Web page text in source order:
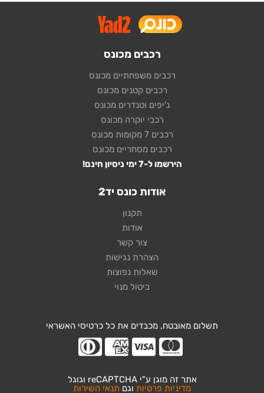
רכבים מכונס
רכבים משפחתיים מכונס
רכבים קטנים מכונס
ג'יפים וטנדרים מכונס
רכבי יוקרה מכונס
רכבים 7 מקומות מכונס
רכבים מסחריים מכונס
הירשמו ל-7 ימי ניסיון חינם!
אודות כונס יד2
תקנון
אודות
צור קשר
הצהרת נגישות
שאלות נפוצות
ביטול מנוי
תשלום מאובטח, מכבדים את כל כרטיסי האשראי
אתר זה מוגן ע"י reCAPTCHA וגוגל
מדיניות פרטיות וגם תנאי השירות